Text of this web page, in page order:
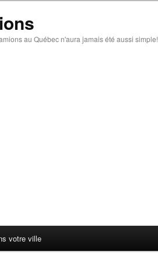
au Québec n'aura jamais été aussi simple!
votre ville